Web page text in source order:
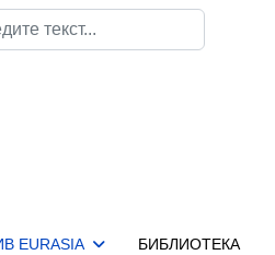
EURASIA БИБЛИОТЕКА